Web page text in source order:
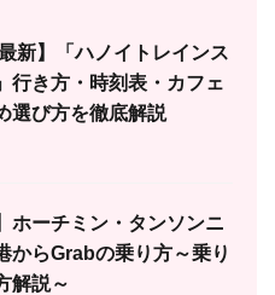
新】「ハノイトレインス
行き方・時刻表・カフェ
選び方を徹底解説
ホーチミン・タンソンニ
からGrabの乗り方～乗り
解説～